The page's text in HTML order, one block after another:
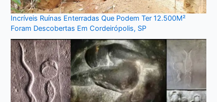
Incríveis Ruínas Enterradas Que Podem Ter 12.500M²
Foram Descobertas Em Cordeirópolis, SP